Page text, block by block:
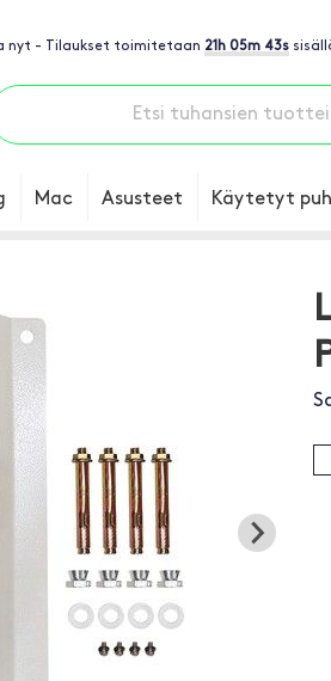
nyt - Tilaukset toimitetaan 21h 05m 42s
Mac Asusteet Käytetyt